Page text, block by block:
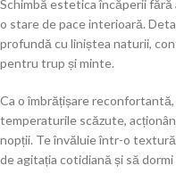
Schimbă estetica încăperii
o stare de pace interioară.
profundă cu liniștea naturii,
pentru trup și minte.
Ca o îmbrățișare
temperaturile scăzute,
nopții. Te învăluie într-o
de agitația cotidiană și să